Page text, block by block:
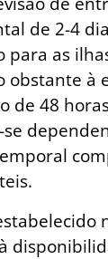
de 2-4
para as
obstante à
de 48